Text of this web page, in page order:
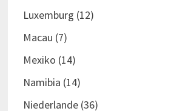
Luxemburg (12)
Macau (7)
Mexiko (14)
Namibia (14)
Niederlande(36)